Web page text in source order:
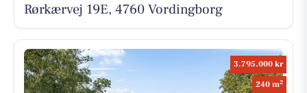
Rørkærvej 19E, 4760 Vordingborg
3.795.000 kr
240 m2